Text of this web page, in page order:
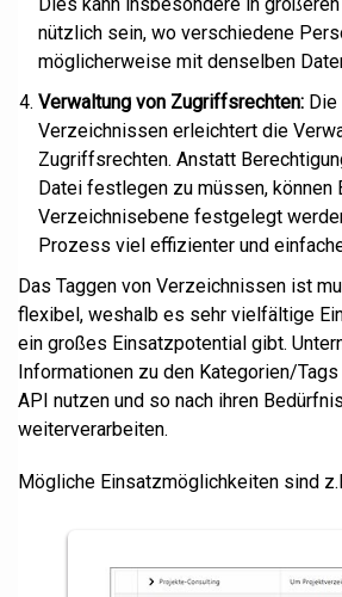
nützlich sein, wo verschiedene
möglicherweise mit denselben
Verwaltung von Zugriffsrechten:
Verzeichnissen erleichtert die
Zugriffsrechten. Anstatt
Datei festlegen zu müssen, können
Verzeichnisebene festgelegt
Prozess viel effizienter und
Das Taggen von Verzeichnissen ist
flexibel, weshalb es sehr vielfältige
ein großes Einsatzpotential gibt.
Informationen zu den Kategorien/
API nutzen und so nach ihren
weiterverarbeiten.
Mögliche Einsatzmöglichkeiten sind